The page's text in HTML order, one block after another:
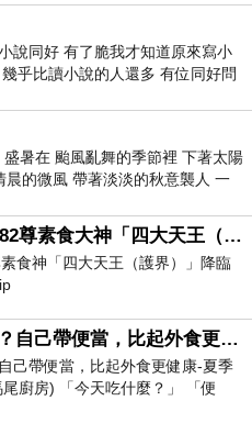
說同好 有了脆我才知道原來寫小
乎比讀小說的人還多 有位同好問
為什麼高中文學獎的
暑在 颱風亂舞的季節裡 下著太陽
晨的微風 帶著淡淡的秋意襲人 一
2026.7.10，第79、80、81、82尊素食大神「四大天王（護界）」降臨寶島台灣（6）
食神「四大天王（護界）」降臨
中午吃什麼？自己帶便當，比起外食更健康-夏季日常。(舞動馬尾廚房)
己帶便當，比起外食更健康-夏季
廚房) 「今天吃什麼？」 「便
飯？」 每天都在選擇